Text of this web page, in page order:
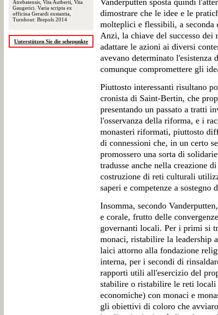
Atrebatensis, Vita Autberti, Vita
Gaugerici. Varia scripta ex
officina Gerardi exstantia,
Turnhout: Brepols 2014
Unterstützen Sie die sehepunkte
Vanderputten sposta quindi
dimostrare che le idee e le
molteplici e flessibili, a
Anzi, la chiave del successo
adattare le azioni ai diversi
avevano determinato l'esistenza
comunque compromettere gli
Piuttosto interessanti risultano
cronista di Saint-Bertin, che
presentando un passato a tratti
l'osservanza della riforma, e i
monasteri riformati, piuttosto
di connessioni che, in un certo
promossero una sorta di
tradusse anche nella creazione
costruzione di reti culturali
saperi e competenze a sostegno
Insomma, secondo
e corale, frutto delle
governanti locali. Per i primi si
monaci, ristabilire la leadership
laici attorno alla fondazione
interna, per i secondi di
rapporti utili all'esercizio del
stabilire o ristabilire le reti
economiche) con monaci e
gli obiettivi di coloro che